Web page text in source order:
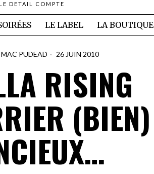
DETAIL COMPTE
LE LABEL LA BOUTIQUE
PUDEAD 26 JUIN 2010
RISING
(BIEN)